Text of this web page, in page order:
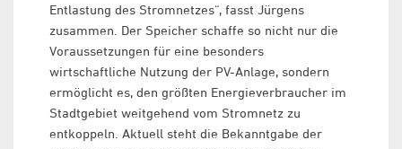
Entlastung des Stromnetzes“, fasst Jürgens
zusammen. Der Speicher schaffe so nicht nur die
Voraussetzungen für eine besonders
wirtschaftliche Nutzung der PV-Anlage, sondern
ermöglicht es, den größten Energieverbraucher im
Stadtgebiet weitgehend vom Stromnetz zu
entkoppeln. Aktuell steht die Bekanntgabe der